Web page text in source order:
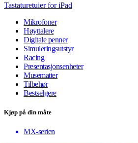
Tastaturetuier for iPad
Mikrofoner
Høyttalere
Digitale penner
Simuleringsutstyr
Racing
Presentasjonsenheter
Musematter
Tilbehør
Bestselgere
Kjøp på din måte
MX-serien